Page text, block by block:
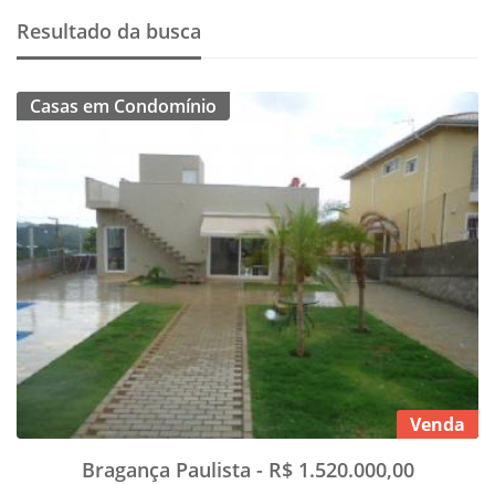
Resultado da busca
Casas em Condomínio
Venda
Bragança Paulista - R$ 1.520.000,00